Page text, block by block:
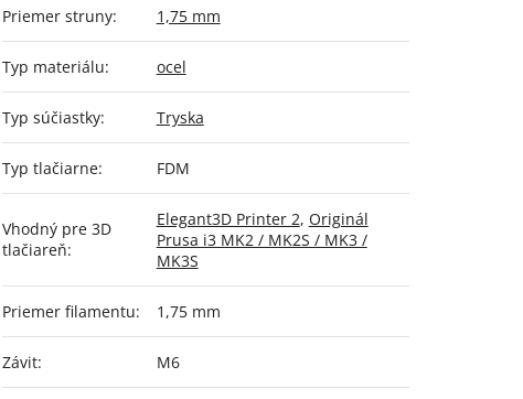
Priemer struny: 1,75 mm
Typ materiálu: ocel
Typ súčiastky: Tryska
Typ tlačiarne: FDM
Vhodný pre 3D
tlačiareň:
Elegant3D Printer 2, Originál
Prusa i3 MK2 / MK2S / MK3 /
MK3S
Priemer filamentu: 1,75 mm
Závit: M6